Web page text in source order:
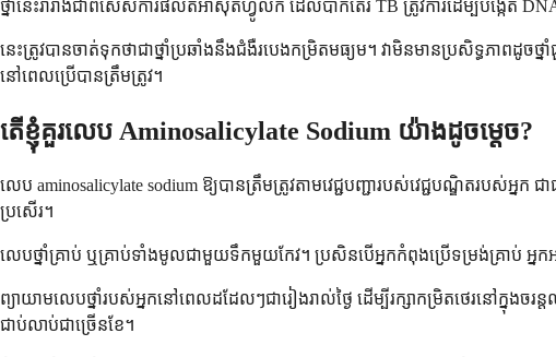
ថ្នាំនេះរារាំងជាពិសេសការផលិតអាស៊ីតហ្វូលិក ដែលបាក់តេរី TB ត្រូវការដើម្បីបង្កើត
នេះត្រូវបានចាត់ទុកថាជាថ្នាំប្រឆាំងនឹងជំងឺរបេងកម្រិតមធ្យម។ វាមិនមានប្រសិទ្ធភាពដូចថ្
នៅពេលប្រើបានត្រឹមត្រូវ។
តើខ្ញុំគួរលេប Aminosalicylate Sodium យ៉ាងដូចម្តេច?
លេប aminosalicylate sodium ឱ្យបានត្រឹមត្រូវតាមវេជ្ជបញ្ជារបស់វេជ្ជបណ្ឌិតរបស់អ្
ប្រសើរ។
លេបថ្នាំគ្រាប់ ឬគ្រាប់ទាំងមូលជាមួយទឹកមួយកែវ។ ប្រសិនបើអ្នកកំពុងប្រើទម្រង់គ្រាប់
ព្យាយាមលេបថ្នាំរបស់អ្នកនៅពេលដដែលៗជារៀងរាល់ថ្ងៃ ដើម្បីរក្សាកម្រិតថេរនៅក្នុង
ជាប់លាប់ជាច្រើនខែ។